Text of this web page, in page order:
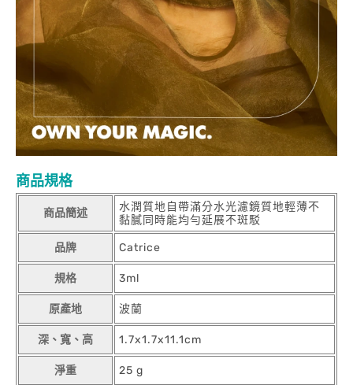
商品規格
商品簡述
水潤質地自帶滿分水光濾鏡質地輕薄不
黏膩同時能均勻延展不斑駁
品牌 Catrice
規格 3ml
原產地 波蘭
深、寬、高 1.7x1.7x11.1cm
淨重 25 g